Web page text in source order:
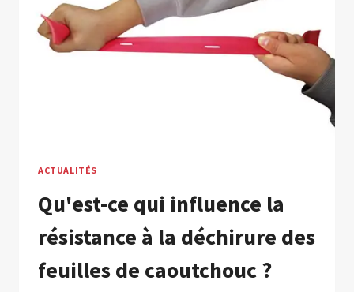
CONDITIONS
DE
MEULAGE
ACTUALITÉS
Qu'est-ce qui influence la
résistance à la déchirure des
feuilles de caoutchouc ?